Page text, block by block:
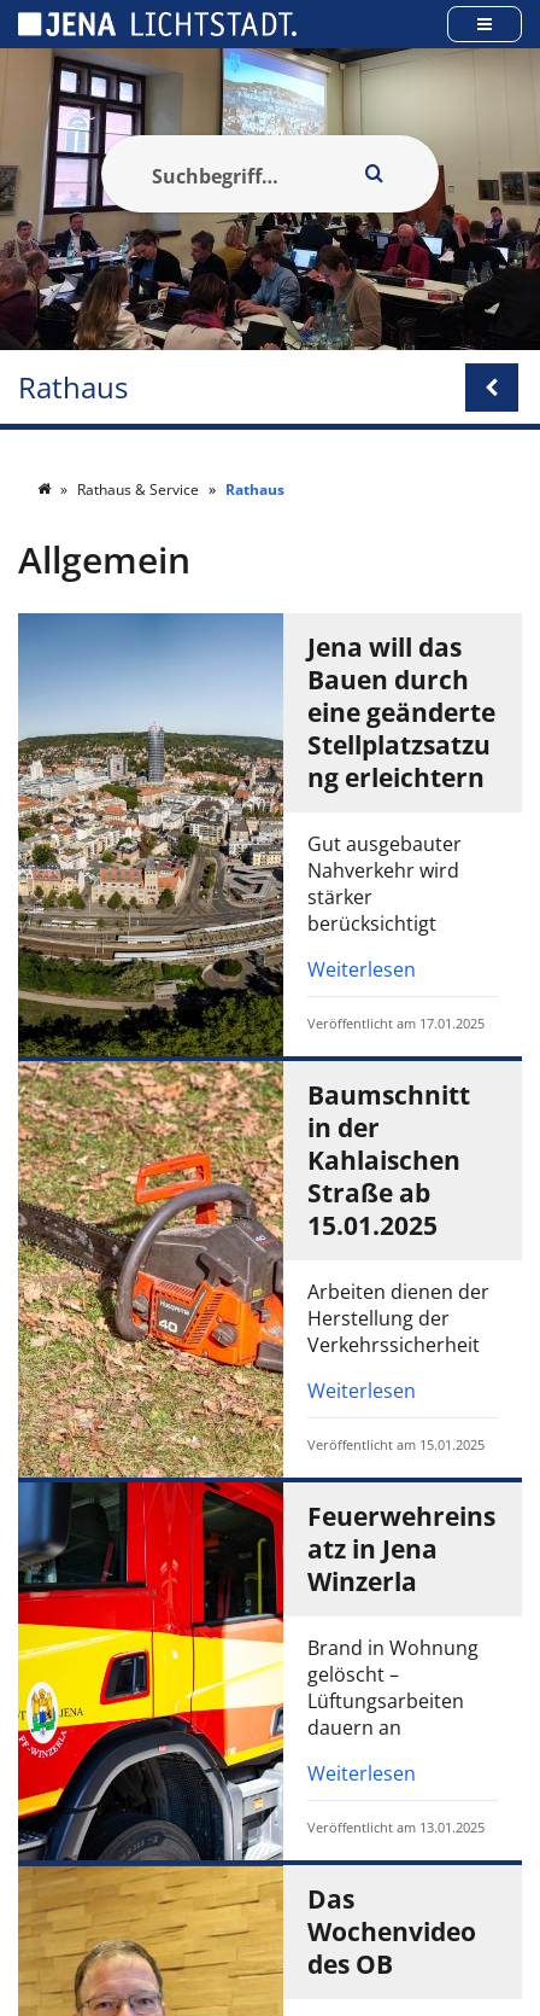
Rathaus
Rathaus & Service Rathaus
Allgemein
Jena will das
Bauen durch
eine geänderte
Stellplatzsatzu
ng erleichtern
Gut ausgebauter
Nahverkehr wird
stärker
berücksichtigt
Weiterlesen
Veröffentlicht am 17.01.2025
Baumschnitt
in der
Kahlaischen
Straße ab
15.01.2025
Arbeiten dienen der
Herstellung der
Verkehrssicherheit
Weiterlesen
Veröffentlicht am 15.01.2025
Feuerwehreins
atz in Jena
Winzerla
Brand in Wohnung
gelöscht –
Lüftungsarbeiten
dauern an
Weiterlesen
Veröffentlicht am 13.01.2025
Das
Wochenvideo
des OB
Cookie-Einstellungen